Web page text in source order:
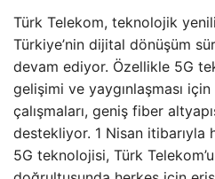
Türk Telekom, teknolojik
Türkiye’nin dijital dönüşüm
devam ediyor. Özellikle 5G
gelişimi ve yaygınlaşması için
çalışmaları, geniş fiber
destekliyor. 1 Nisan itibarıyla
5G teknolojisi, Türk